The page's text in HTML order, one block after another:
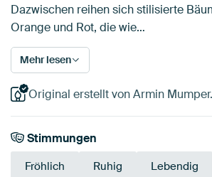
Dazwischen reihen sich stilisierte
Orange und Rot, die wie…
Mehr lesen
Original erstellt von Armin Mumper.
Stimmungen
Fröhlich Ruhig Lebendig